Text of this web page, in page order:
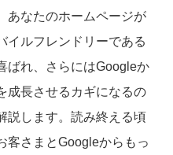
あなたのホームページが
イルフレンドリーである
ばれ、さらにはGoogleか
成長させるカギになるの
説します。読み終える頃
客さまとGoogleからもっ